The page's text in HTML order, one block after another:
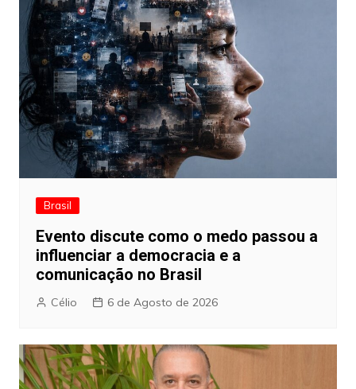
Brasil
Evento discute como o medo passou a
influenciar a democracia e a
comunicação no Brasil
Célio 6 de Agosto de 2026